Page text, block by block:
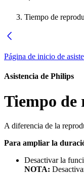
Tiempo de
Página de inicio de
Asistencia de Philips
Tiempo de
A diferencia de la
Para ampliar la
Desactivar la
NOTA: